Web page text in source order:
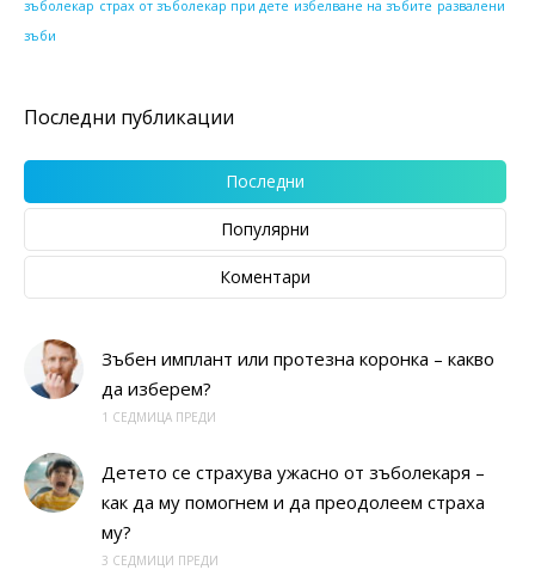
зъболекар страх от зъболекар при дете избелване на зъбите развалени
зъби
Последни публикации
Последни
Популярни
Коментари
Зъбен имплант или протезна коронка – какво
да изберем?
1 СЕДМИЦА ПРЕДИ
Детето се страхува ужасно от зъболекаря –
как да му помогнем и да преодолеем страха
му?
3 СЕДМИЦИ ПРЕДИ